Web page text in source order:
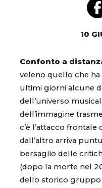
10
Confonto a
veleno quello che
ultimi giorni alcune
dell’universo
dell’immagine
c’è l’attacco frontale
dall’altro arriva
bersaglio delle
(dopo la morte nel
dello storico gruppo